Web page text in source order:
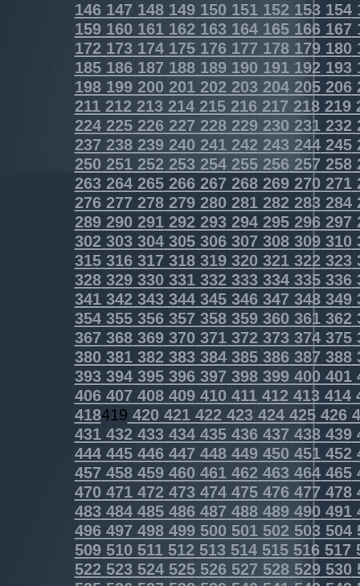
146147148149150151152153154
159160161162163164165166167
172173174175176177 178179180
185186187 188189190 191192193
198199200201202203204205206
211212213214215216217 218219
224225226227 228229230 231232
237 238239240 241242243244245
250251252253254255256257258
263264265266267268269270271
276277278279280281282283284
289290291292293294295296297
302303304305306307308309310
315316317318319320321322323
328329330331332333334335336
341342343344345346347348349
354355356357358359360361362
367368369370371372373374375
380381382383384385386387388
393394395396397398399400401
406407408409410411412413414
418419 420421422423424425426
431432433434435436437 438439
444445446447448449450451452
457458459460461462463464465
470471472473474475476477478
483484485486487488489490491
496497498499500501502503504
509510511512513514515516517
522523524525526527 528529530